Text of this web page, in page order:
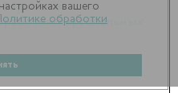
.
персональных
вашего
Политике обработки